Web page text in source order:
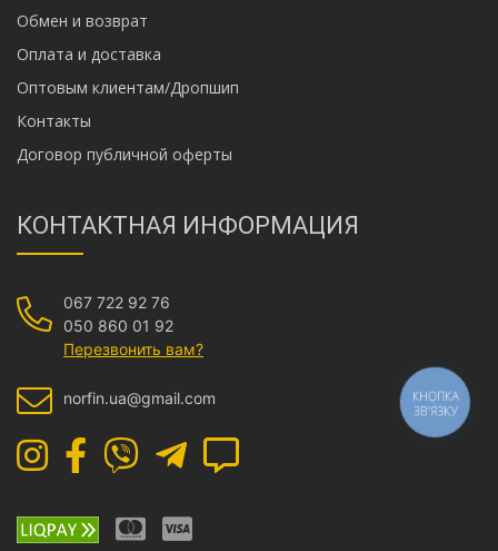
Обмен и возврат
Оплата и доставка
Оптовым клиентам/Дропшип
Контакты
Договор публичной оферты
КОНТАКТНАЯ ИНФОРМАЦИЯ
067 722 92 76
050 860 01 92
Перезвонить вам?
norfin.ua@gmail.com КНОПКА
ЗВ'ЯЗКУ